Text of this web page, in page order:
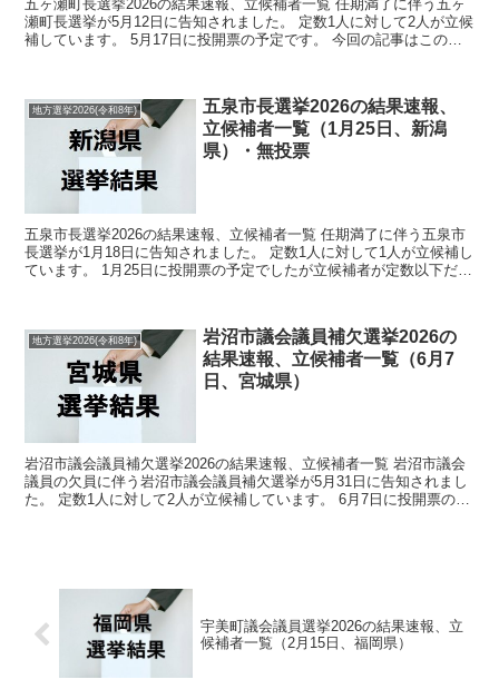
五ヶ瀬町長選挙2026の結果速報、立候補者一覧 任期満了に伴う五ヶ
瀬町長選挙が5月12日に告知されました。 定数1人に対して2人が立候
補しています。 5月17日に投開票の予定です。 今回の記事はこの五
地方選挙2026(令和8年)
五泉市長選挙2026の結果速報、
立候補者一覧（1月25日、新潟
県）・無投票
五泉市長選挙2026の結果速報、立候補者一覧 任期満了に伴う五泉市
長選挙が1月18日に告知されました。 定数1人に対して1人が立候補し
ています。 1月25日に投開票の予定でしたが立候補者が定数以下だっ
地方選挙2026(令和8年)
岩沼市議会議員補欠選挙2026の
結果速報、立候補者一覧（6月7
日、宮城県）
岩沼市議会議員補欠選挙2026の結果速報、立候補者一覧 岩沼市議会
議員の欠員に伴う岩沼市議会議員補欠選挙が5月31日に告知されまし
た。 定数1人に対して2人が立候補しています。 6月7日に投開票の予
宇美町議会議員選挙2026の結果速報、立
候補者一覧（2月15日、福岡県）